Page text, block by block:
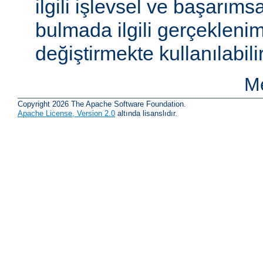
ilgili işlevsel ve
bulmada ilgili
değiştirmekte
Copyright 2026 The Apache Software Foundation.
Apache License, Version 2.0 altında lisanslıdır.